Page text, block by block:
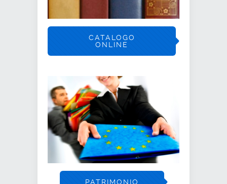
CATALOGO
ONLINE
PATRIMONIO